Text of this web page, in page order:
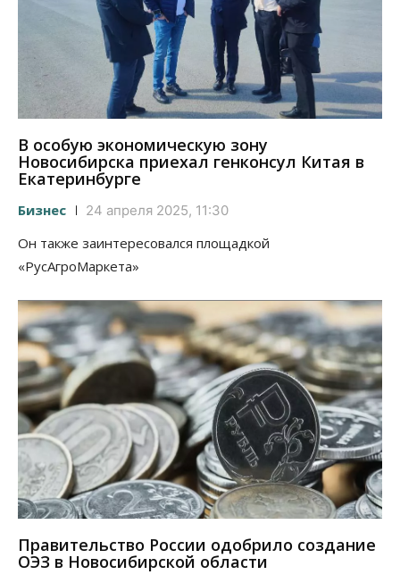
В особую экономическую зону
Новосибирска приехал генконсул Китая в
Екатеринбурге
Бизнес 24 апреля 2025, 11:30
Он также заинтересовался площадкой
«РусАгроМаркета»
Правительство России одобрило создание
ОЭЗ в Новосибирской области